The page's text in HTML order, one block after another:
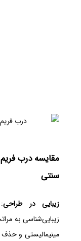
مقایسه درب
سنتی
زیبایی در طراحی
زیبایی‌شناسی به
مینیمالیستی و